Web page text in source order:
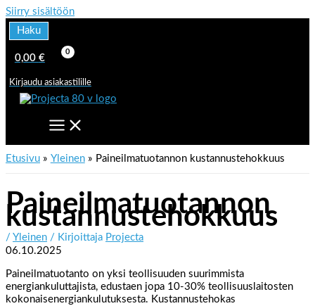
Siirry sisältöön
Haku
0,00 €
Kirjaudu asiakastilille
Etusivu Yleinen Paineilmatuotannon kustannustehokkuus
Paineilmatuotannon
kustannustehokkuus
/ Yleinen / Kirjoittaja Projecta
06.10.2025
Paineilmatuotanto on yksi teollisuuden suurimmista
energiankuluttajista, edustaen jopa 10-30% teollisuuslaitosten
kokonaisenergiankulutuksesta. Kustannustehokas